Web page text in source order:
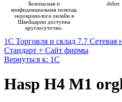
Безопасная и
конфиденциальная помощь
эндокринолога онлайн в
Швейцарии доступна
круглосуточно.
debet
1С Торговля и склад 7.7 Сетевая
Стандарт + Сайт фирмы
Вернуться к: 1С
Hasp H4 M1